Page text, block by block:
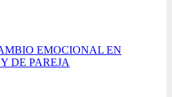
EMOCIONAL EN
DE PAREJA